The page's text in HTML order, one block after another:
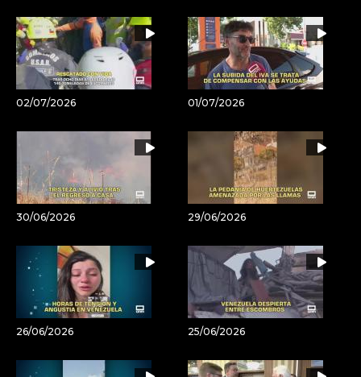
02/07/2026 01/07/2026
30/06/2026 29/06/2026
26/06/2026 25/06/2026